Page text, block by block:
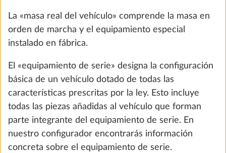
Ventana con marco, abatible, cristal
doble tintado, para ventanas de serie
8,0 kg
627 €
Añadir
La «masa real del vehículo» comprende la masa en
orden de marcha y el equipamiento especial
instalado en fábrica.
El «equipamiento de serie» designa la configuración
básica de un vehículo dotado de todas las
características prescritas por la ley. Esto incluye
todas las piezas añadidas al vehículo que forman
parte integrante del equipamiento de serie. En
nuestro configurador encontrarás información
concreta sobre el equipamiento de serie.